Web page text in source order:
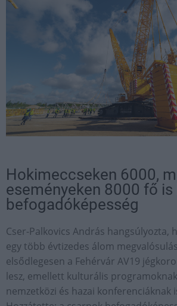
Hokimeccseken 6000,
eseményeken 8000 fő is
befogadóképesség
Cser-Palkovics András hangsúlyozta,
egy több évtizedes álom
elsődlegesen a Fehérvár AV19
lesz, emellett kulturális
nemzetközi és hazai konferenciáknak